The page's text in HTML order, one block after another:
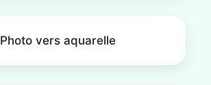
Photo vers aquarelle